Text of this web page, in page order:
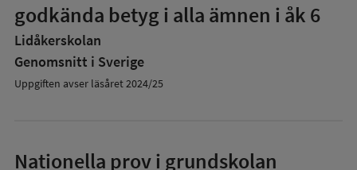
godkända betyg i alla ämnen i åk 6
Lidåkerskolan
Genomsnitt i Sverige
Uppgiften avser läsåret 2024/25
Nationella prov i grundskolan